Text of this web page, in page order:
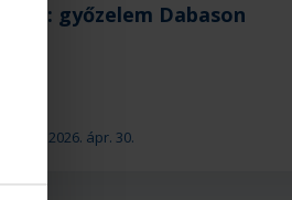
2026. ápr. 30.
U18: győzelem Dabason